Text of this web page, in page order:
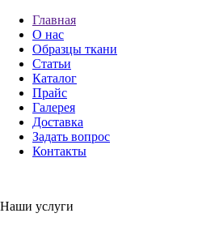
Главная
О нас
Образцы ткани
Статьи
Каталог
Прайс
Галерея
Доставка
Задать вопрос
Контакты
Наши услуги